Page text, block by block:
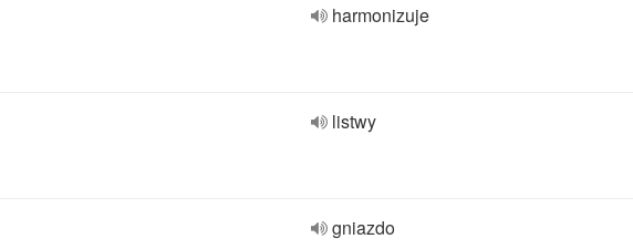
harmonizuje
listwy
gniazdo